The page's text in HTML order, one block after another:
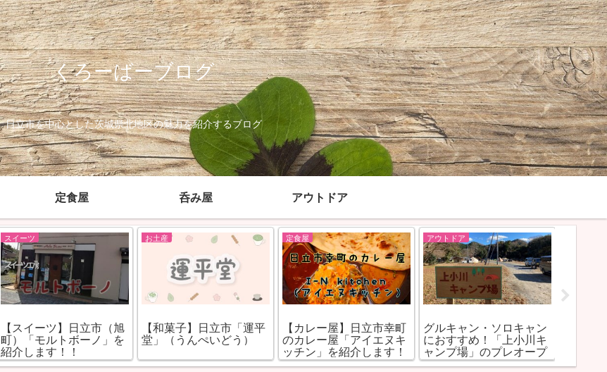
くろーばーブログ
日立市を中心とした茨城県北地区の魅力を紹介するブログ
定食屋 呑み屋 アウトドア
スイーツ
【スイーツ】日立市（旭
町）「モルトボーノ」を
紹介します！！
お土産
【和菓子】日立市「運平
堂」（うんぺいどう）
定食屋
【カレー屋】日立市幸町
のカレー屋「アイエヌキ
ッチン」を紹介します！
アウトドア
グルキャン・ソロキャン
におすすめ！「上小川キ
ャンプ場」のプレオープ
ンを調査！